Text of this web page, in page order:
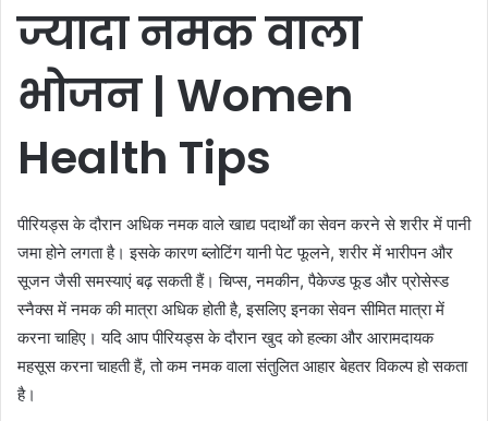
ज्यादानमकवाला
भोजन | Women
Health Tips
पीरियड्स के दौरान अधिक नमक वाले खाद्य पदार्थों का सेवन करने से शरीर में पानी
जमा होने लगता है। इसके कारण ब्लोटिंग यानी पेट फूलने, शरीर में भारीपन और
सूजन जैसी समस्याएं बढ़ सकती हैं। चिप्स, नमकीन, पैकेज्ड फूड और प्रोसेस्ड
स्नैक्स में नमक की मात्रा अधिक होती है, इसलिए इनका सेवन सीमित मात्रा में
करना चाहिए। यदि आप पीरियड्स के दौरान खुद को हल्का और आरामदायक
महसूस करना चाहती हैं, तो कम नमक वाला संतुलित आहार बेहतर विकल्प हो सकता
है।